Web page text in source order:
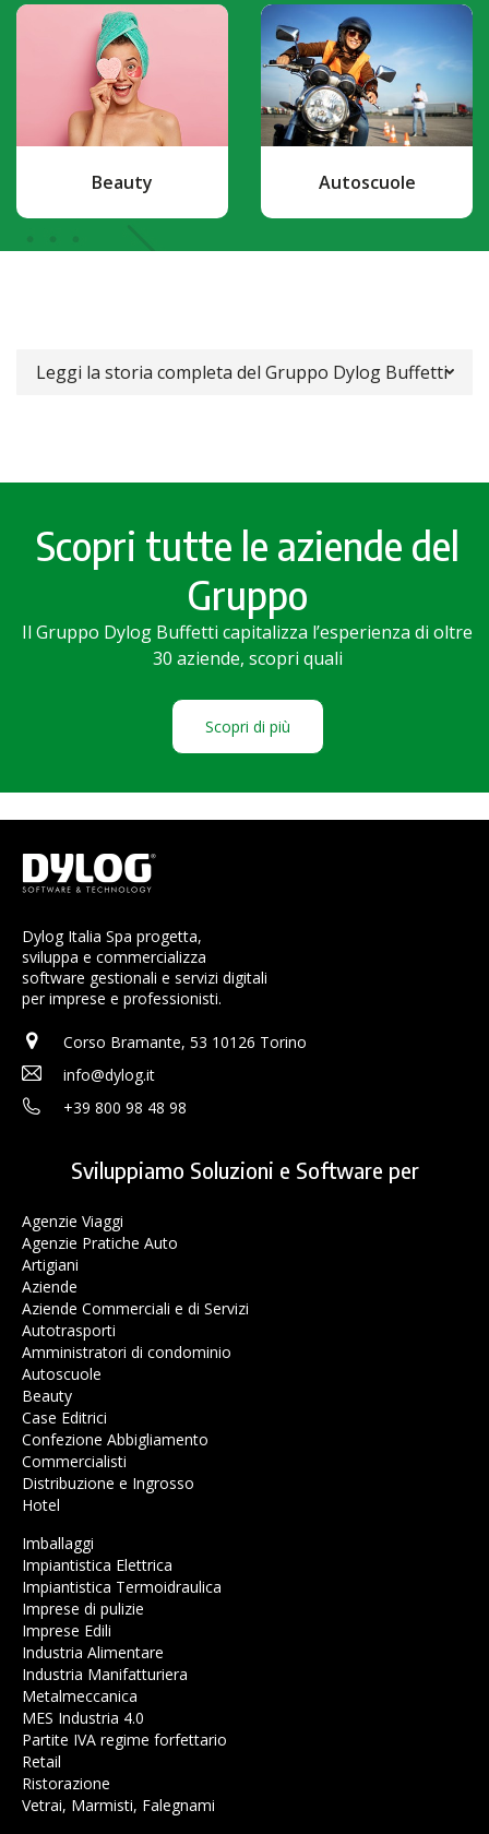
Beauty Autoscuole
Leggi la storia completa del Gruppo Dylog Buffetti
Scopri tutte le aziende del
Gruppo
Il Gruppo Dylog Buffetti capitalizza l’esperienza di oltre
30 aziende, scopri quali
Scopri di più
Dylog Italia Spa progetta,
sviluppa e commercializza
software gestionali e servizi digitali
per imprese e professionisti.
Corso Bramante, 53 10126 Torino
info@dylog.it
+39 800 98 48 98
Sviluppiamo Soluzioni e Software per
Agenzie Viaggi
Agenzie Pratiche Auto
Artigiani
Aziende
Aziende Commerciali e di Servizi
Autotrasporti
Amministratori di condominio
Autoscuole
Beauty
Case Editrici
Confezione Abbigliamento
Commercialisti
Distribuzione e Ingrosso
Hotel
Imballaggi
Impiantistica Elettrica
Impiantistica Termoidraulica
Imprese di pulizie
Imprese Edili
Industria Alimentare
Industria Manifatturiera
Metalmeccanica
MES Industria 4.0
Partite IVA regime forfettario
Retail
Ristorazione
Vetrai, Marmisti, Falegnami